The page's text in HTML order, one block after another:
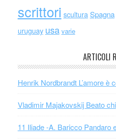
scrittori scultura Spagna
uruguay usa varie
ARTICOLI
Henrik Nordbrandt L’amore è
Vladimir Majakovskij Beato chi
11 Iliade -A. Baricco Pandaro